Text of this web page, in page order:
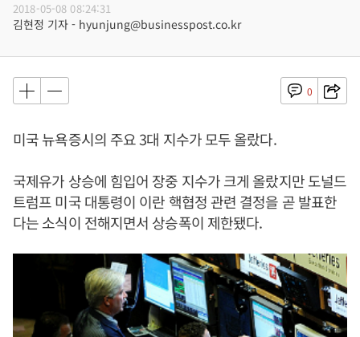
2018-05-08 08:24:31
김현정 기자 - hyunjung@businesspost.co.kr
0
미국 뉴욕증시의 주요 3대 지수가 모두 올랐다.
국제유가 상승에 힘입어 장중 지수가 크게 올랐지만 도널드
트럼프 미국 대통령이 이란 핵협정 관련 결정을 곧 발표한
다는 소식이 전해지면서 상승폭이 제한됐다.